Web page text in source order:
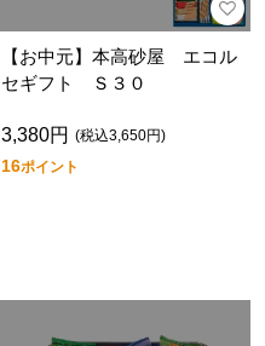
【お中元】本高砂屋 エコル
セギフト Ｓ３０
3,380円 (税込3,650円)
16ポイント